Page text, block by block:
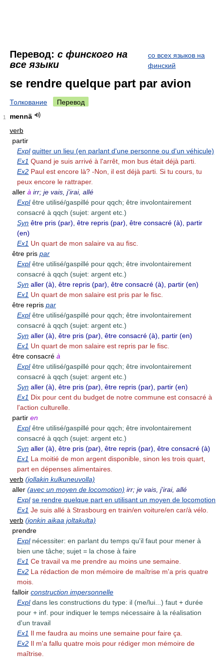
Перевод: с финского на
все языки
со всех языков на
финский
se rendre quelque part par avion
Толкование Перевод
1
mennä
verb
partir
Expl quitter un lieu (en parlant d'une personne ou d'un véhicule)
Ex1 Quand je suis arrivé à l'arrêt, mon bus était déjà parti.
Ex2 Paul est encore là? -Non, il est déjà parti. Si tu cours, tu
peux encore le rattraper.
aller à irr; je vais, j'irai, allé
Expl être utilisé/gaspillé pour qqch; être involontairement
consacré à qqch (sujet: argent etc.)
Syn être pris (par), être repris (par), être consacré (à), partir
(en)
Ex1 Un quart de mon salaire va au fisc.
être pris par
Expl être utilisé/gaspillé pour qqch; être involontairement
consacré à qqch (sujet: argent etc.)
Syn aller (à), être repris (par), être consacré (à), partir (en)
Ex1 Un quart de mon salaire est pris par le fisc.
être repris par
Expl être utilisé/gaspillé pour qqch; être involontairement
consacré à qqch (sujet: argent etc.)
Syn aller (à), être pris (par), être consacré (à), partir (en)
Ex1 Un quart de mon salaire est repris par le fisc.
être consacré à
Expl être utilisé/gaspillé pour qqch; être involontairement
consacré à qqch (sujet: argent etc.)
Syn aller (à), être pris (par), être repris (par), partir (en)
Ex1 Dix pour cent du budget de notre commune est consacré à
l'action culturelle.
partir en
Expl être utilisé/gaspillé pour qqch; être involontairement
consacré à qqch (sujet: argent etc.)
Syn aller (à), être pris (par), être repris (par), être consacré (à)
Ex1 La moitié de mon argent disponible, sinon les trois quart,
part en dépenses alimentaires.
verb (jollakin kulkuneuvolla)
aller (avec un moyen de locomotion) irr; je vais, j'irai, allé
Expl se rendre quelque part en utilisant un moyen de locomotion
Ex1 Je suis allé à Strasbourg en train/en voiture/en car/à vélo.
verb (jonkin aikaa joltakulta)
prendre
Expl nécessiter: en parlant du temps qu'il faut pour mener à
bien une tâche; sujet = la chose à faire
Ex1 Ce travail va me prendre au moins une semaine.
Ex2 La rédaction de mon mémoire de maîtrise m'a pris quatre
mois.
falloir construction impersonnelle
Expl dans les constructions du type: il (me/lui...) faut + durée
pour + inf. pour indiquer le temps nécessaire à la réalisation
d'un travail
Ex1 Il me faudra au moins une semaine pour faire ça.
Ex2 Il m'a fallu quatre mois pour rédiger mon mémoire de
maîtrise.